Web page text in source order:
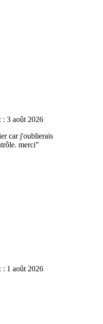
: 3 août 2026
car j'oublierais
merci”
: 1 août 2026